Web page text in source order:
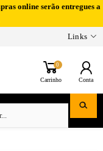
online serão entregues a
Links
0
Carrinho Conta